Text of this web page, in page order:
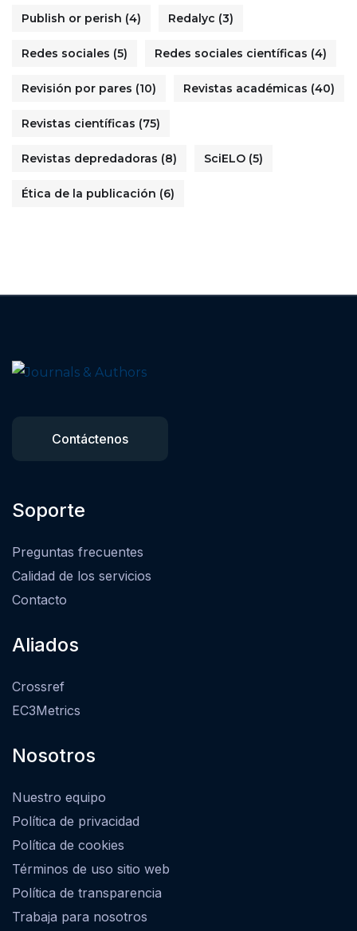
Publish or perish (4) Redalyc (3)
Redes sociales (5) Redes sociales científicas (4)
Revisión por pares (10) Revistas académicas (40)
Revistas científicas (75)
Revistas depredadoras (8) SciELO (5)
Ética de la publicación (6)
Contáctenos
Soporte
Preguntas frecuentes
Calidad de los servicios
Contacto
Aliados
Crossref
EC3Metrics
Nosotros
Nuestro equipo
Política de privacidad
Política de cookies
Términos de uso sitio web
Política de transparencia
Trabaja para nosotros